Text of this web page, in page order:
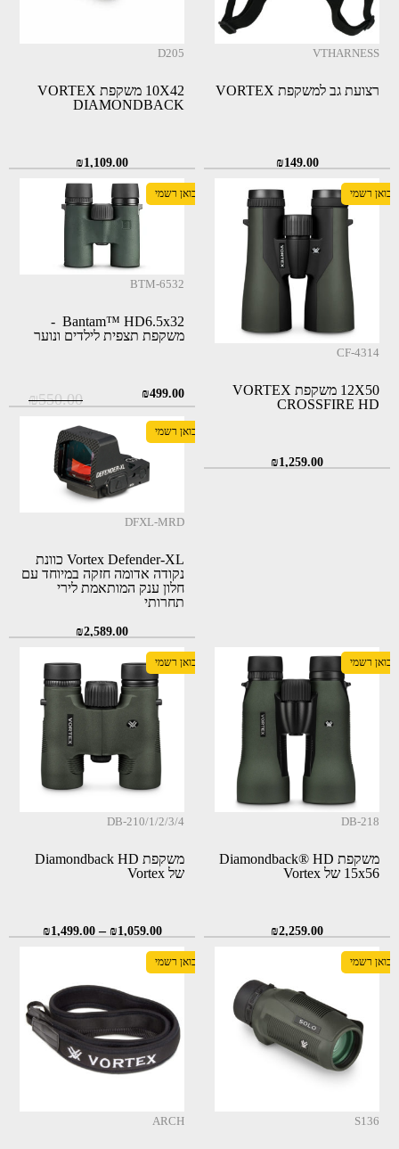
VTHARNESS
רצועת גב למשקפת VORTEX
₪149.00
D205
10X42 משקפת VORTEX
DIAMONDBACK
₪1,109.00
יבואן רשמי
CF-4314
12X50 משקפת VORTEX
CROSSFIRE HD
₪1,259.00
יבואן רשמי
BTM-6532
Bantam™ HD6.5x32 -
משקפת תצפית לילדים ונוער
₪550.00המחיר
היה:
₪550.00.
₪499.00
המחיר
הוא:
₪499.00.
יבואן רשמי
DFXL-MRD
Vortex Defender-XL כוונת
נקודה אדומה חזקה במיוחד עם
חלון ענק המותאמת לירי
תחרותי
₪2,589.00
יבואן רשמי
DB-218
משקפת Diamondback® HD
15x56 של Vortex
₪2,259.00
יבואן רשמי
DB-210/1/2/3/4
משקפת Diamondback HD
של Vortex
₪1,059.00
–
₪1,499.00
יבואן רשמי
S136
יבואן רשמי
ARCH